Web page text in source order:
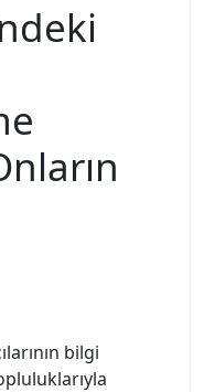
bilgi